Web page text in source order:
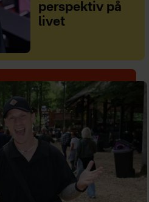
perspektiv på
livet